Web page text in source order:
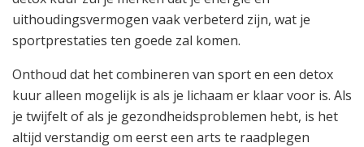
uithoudingsvermogen vaak verbeterd zijn, wat je
sportprestaties ten goede zal komen.
Onthoud dat het combineren van sport en een detox
kuur alleen mogelijk is als je lichaam er klaar voor is. Als
je twijfelt of als je gezondheidsproblemen hebt, is het
altijd verstandig om eerst een arts te raadplegen